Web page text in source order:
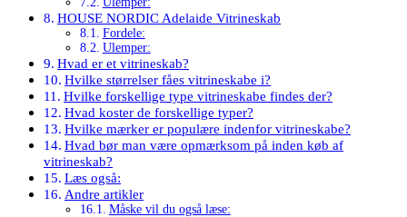
HOUSE NORDIC Adelaide Vitrineskab
Fordele:
Ulemper:
Hvad er et vitrineskab?
Hvilke størrelser fåes vitrineskabe i?
Hvilke forskellige type vitrineskabe findes der?
Hvad koster de forskellige typer?
Hvilke mærker er populære indenfor vitrineskabe?
Hvad bør man være opmærksom på inden køb af
vitrineskab?
Læs også:
Andre artikler
Måske vil du også læse: